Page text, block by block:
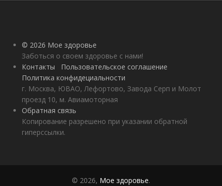
© 2026 Мое здоровье
Заботься о своем здоровье с нами!
Контакты
Пользовательское соглашение
Политика конфидециальности
г. Москва, ЮВАО, Лефортово, Завода Серп и Молот
проезд 10, м. Авиамоторная
Обратная связь
Копирование разрешено при указании обратной
гиперссылки.
© 2026, Мое здоровье.